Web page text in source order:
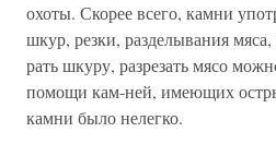
охоты. Скорее всего, камни
шкур, резки, разделывания
рать шкуру, разрезать мясо
помощи кам-ней, имеющих
камни было нелегко.